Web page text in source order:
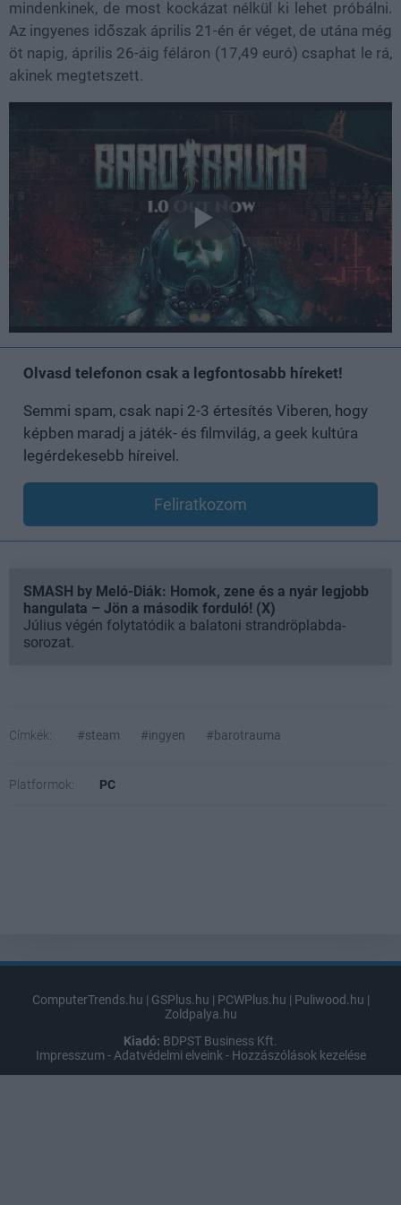
mindenkinek, de most kockázat nélkül ki lehet próbálni.
Az ingyenes időszak április 21-én ér véget, de utána még
öt napig, április 26-áig féláron (17,49 euró) csaphat le rá,
akinek megtetszett.
Olvasd telefonon csak a legfontosabb híreket!
Semmi spam, csak napi 2-3 értesítés Viberen, hogy
képben maradj a játék- és filmvilág, a geek kultúra
legérdekesebb híreivel.
Feliratkozom
SMASH by Meló-Diák: Homok, zene és a nyár legjobb
hangulata – Jön a második forduló! (X)
Július végén folytatódik a balatoni strandröplabda-
sorozat.
Címkék: #steam #ingyen #barotrauma
Platformok: PC
ComputerTrends.hu | GSPlus.hu | PCWPlus.hu | Puliwood.hu |
Zoldpalya.hu
Kiadó: BDPST Business Kft.
Impresszum - Adatvédelmi elveink - Hozzászólások kezelése